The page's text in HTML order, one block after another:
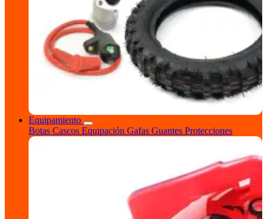
Equipamiento
Botas Cascos Equipación Gafas Guantes Protecciones